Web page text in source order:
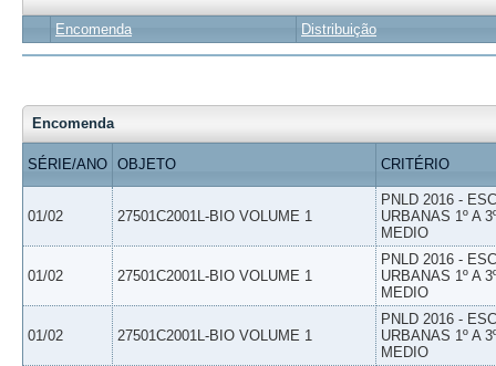
Encomenda Distribuição
Encomenda
SÉRIE/ANO OBJETO CRITÉRIO
01/02 27501C2001L-BIO VOLUME 1
PNLD 2016 -
URBANAS 1º A
MEDIO
01/02 27501C2001L-BIO VOLUME 1
PNLD 2016 -
URBANAS 1º A
MEDIO
01/02 27501C2001L-BIO VOLUME 1
PNLD 2016 -
URBANAS 1º A
MEDIO